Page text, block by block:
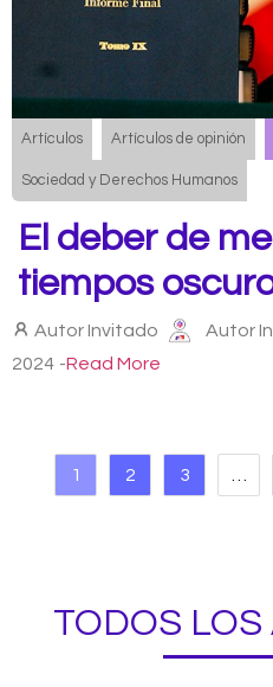
Artículos Artículos de opinión
Sociedad y Derechos Humanos
El deber de
tiempos
Autor Invitado Autor
2024 -Read More
1 2 3 …
TODOS